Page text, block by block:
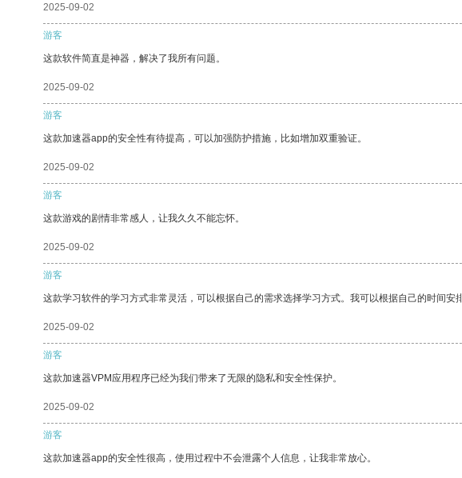
2025-09-02
游客
这款软件简直是神器，解决了我所有问题。
2025-09-02
游客
这款加速器app的安全性有待提高，可以加强防护措施，比如增加双重验证。
2025-09-02
游客
这款游戏的剧情非常感人，让我久久不能忘怀。
2025-09-02
游客
这款学习软件的学习方式非常灵活，可以根据自己的需求选择学习方式。我可以根据自己的时间安
2025-09-02
游客
这款加速器VPM应用程序已经为我们带来了无限的隐私和安全性保护。
2025-09-02
游客
这款加速器app的安全性很高，使用过程中不会泄露个人信息，让我非常放心。